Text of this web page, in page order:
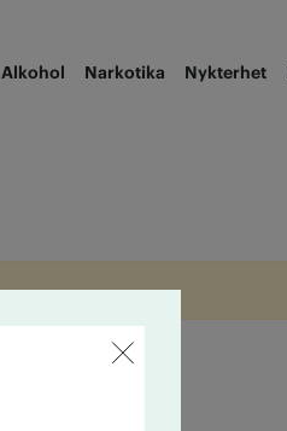
Alkohol Narkotika Nykterhet